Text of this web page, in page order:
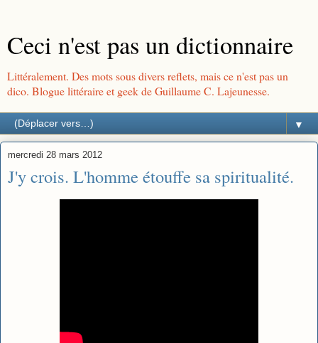
Ceci n'est pas un dictionnaire
Littéralement. Des mots sous divers reflets, mais ce n'est pas un
dico. Blogue littéraire et geek de Guillaume C. Lajeunesse.
▼
mercredi 28 mars 2012
J'y crois. L'homme étouffe sa spiritualité.